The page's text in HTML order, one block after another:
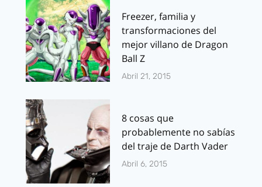
Freezer, familia y
transformaciones del
mejor villano de Dragon
Ball Z
Abril 21, 2015
8 cosas que
probablemente no sabías
del traje de Darth Vader
Abril 6, 2015